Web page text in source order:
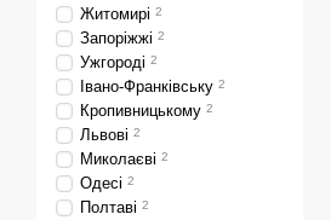
Житомирі 2
Запоріжжі 2
Ужгороді 2
Івано-Франківську 2
Кропивницькому 2
Львові 2
Миколаєві 2
Одесі 2
Полтаві 2